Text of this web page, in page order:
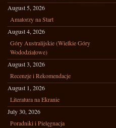
August 5, 2026
Amatorzy na Start
August 4, 2026
Góry Australijskie (Wielkie Góry
Wododziałowe)
August 3, 2026
Recenzje i Rekomendacje
August 1, 2026
Literatura na Ekranie
July 30, 2026
Poradniki i Pielęgnacja